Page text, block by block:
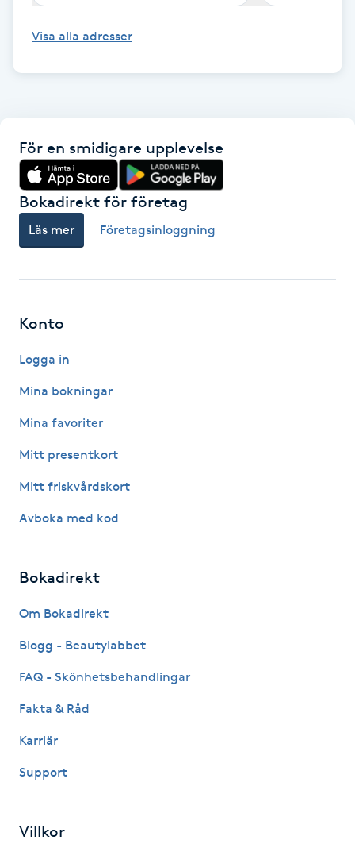
Hyaluronsyra
Hårborttagning
Hårbottenbehandling
Hårförlängning
Hälsa
Hälsprickor
Idrottsmassage
IPL hårborttagning
Katun fransar
Kemisk peeling
Visa alla adresser
För en smidigare upplevelse
Bokadirekt för företag
Läs mer Företagsinloggning
Konto
Logga in
Mina bokningar
Mina favoriter
Mitt presentkort
Mitt friskvårdskort
Avboka med kod
Bokadirekt
Om Bokadirekt
Blogg - Beautylabbet
FAQ - Skönhetsbehandlingar
Fakta & Råd
Karriär
Support
Villkor